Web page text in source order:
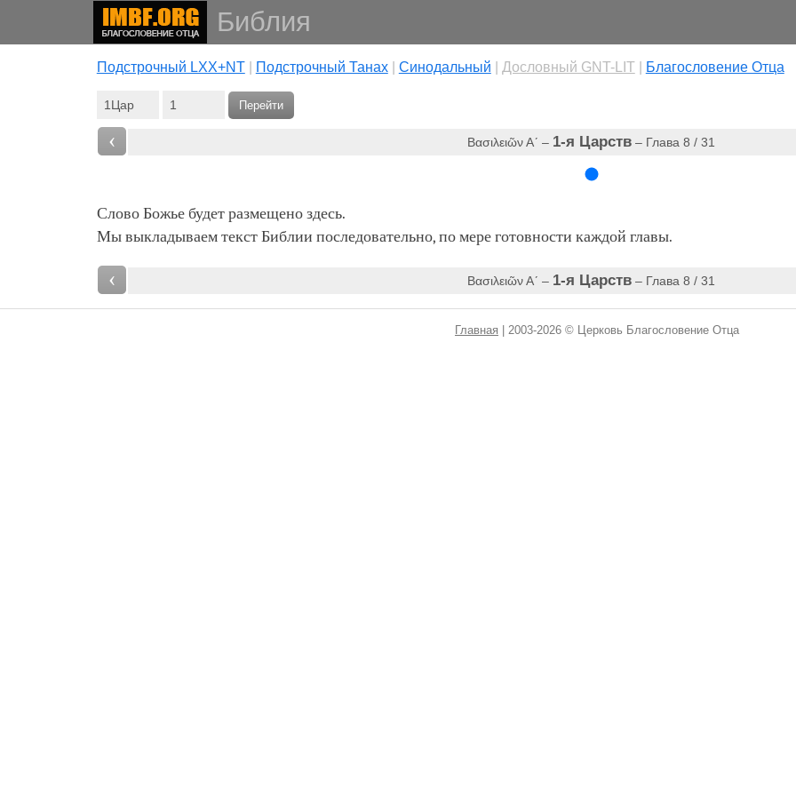
Библия
Подстрочный LXX+NT| Подстрочный Танах| Cинодальный Дословный GNT-LIT| Благословение Отца
Перейти
‹ Βασιλειῶν Αʹ‎ – 1-я Царств– Глава 8 / 31
Слово Божье будет размещено здесь.
Мы выкладываем текст Библии последовательно, по мере готовности каждой главы.
‹ Βασιλειῶν Αʹ‎ – 1-я Царств– Глава 8 / 31
Главная | 2003-2026 © Церковь Благословение Отца